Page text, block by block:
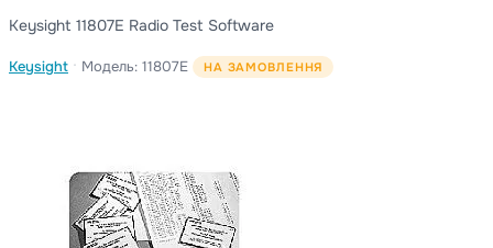
Keysight 11807E Radio Test Software
Keysight · Модель: 11807E НА ЗАМОВЛЕННЯ